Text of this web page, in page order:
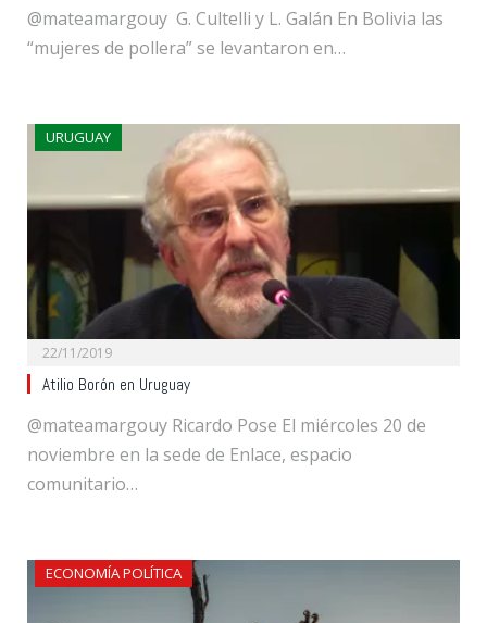
@mateamargouy G. Cultelli y L. Galán En Bolivia las
“mujeres de pollera” se levantaron en…
URUGUAY
22/11/2019
Atilio Borón en Uruguay
@mateamargouy Ricardo Pose El miércoles 20 de
noviembre en la sede de Enlace, espacio
comunitario…
ECONOMÍA POLÍTICA